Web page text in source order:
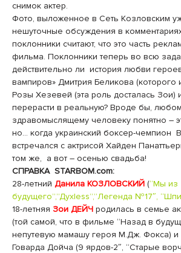
снимок актер.
Фото, выложенное в Сеть Козловским
нешуточные обсуждения в
поклонники считают, что это часть
фильма. Поклонники теперь во всю
действительно ли история любви
вампиров» Дмитрия Беликова (которого
Розы Хезевей (эта роль досталась Зои)
перерасти в реальную? Вроде бы,
здравомыслящему человеку понятно –
но… когда украинский боксер-чемпион
встречался с актрисой Хайден
том же, а вот – осенью свадьба!
СПРАВКА STARBOM.com:
28-летний Данила КОЗЛОВСКИЙ (“Мы из
будущего”,”Духless”,”Легенда №17″,
18-летняя Зои ДЕЙЧ родилась в семье
(той самой, что в фильме “Назад в
непутевую мамашу героя М.Дж. Фокса) и
Говарда Дойча (9 ярдов-2″, “Старые